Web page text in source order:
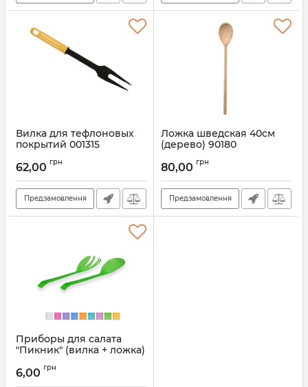
Вилка для тефлоновых
покрытий 001315
62,00 грн
Предзамовлення
Ложка шведская 40см
(дерево) 90180
80,00 грн
Предзамовлення
Приборы для салата
"Пикник" (вилка + ложка)
6,00 грн